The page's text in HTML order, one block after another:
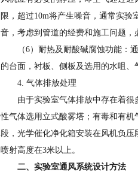
限，超过10m将产生噪音，通常实
音，考虑到管道的经费和施工问题，
（6）耐热及耐酸碱腐蚀功能：
的台面，衬板、侧板及选用的水咀、
4. 气体排放处理
由于实验室气体排放中存在着
性气体选用立式酸雾塔；有毒和有
段，光学催化净化箱安装在风机负压
喷射高度在3米以上。
二、实验室通风系统设计方法